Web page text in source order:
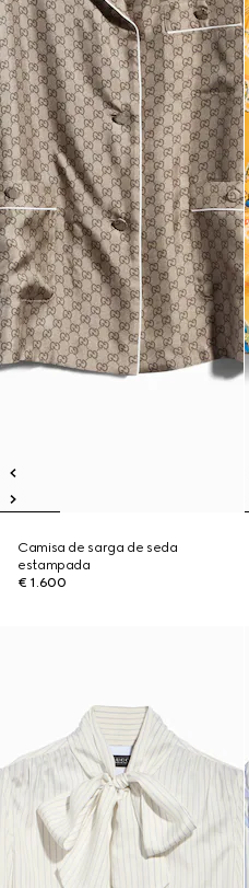
Camisa de sarga de seda
estampada
€ 1.600